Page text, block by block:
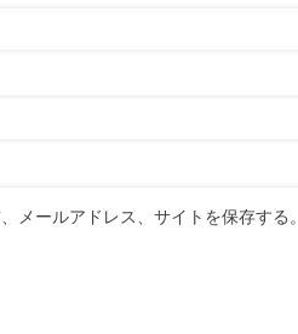
メールアドレス、サイトを保存する。